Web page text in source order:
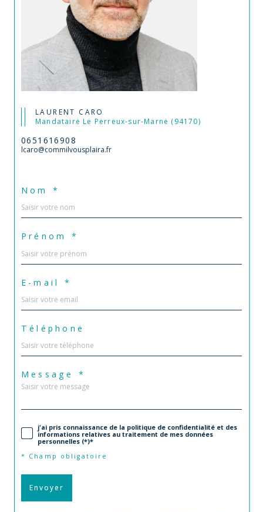
LAURENT CARO
Mandataire Le Perreux-sur-Marne (94170)
0651616908
lcaro@commilvousplaira.fr
Nom *
Prénom *
E-mail *
Téléphone
Message *
j'ai pris connaissance de la politique de confidentialité et des
informations relatives au traitement de mes données
personnelles (*)*
* Champ obligatoire
Envoyer